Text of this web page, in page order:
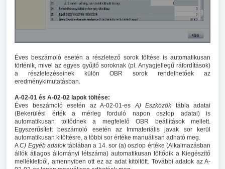
Éves beszámoló esetén a részletező sorok töltése is automatikusan
történik, mivel az egyes gyűjtő soroknak (pl. Anyagjellegű ráfordítások)
a részletezéseinek külön OBR sorok rendelhetőek az
eredménykimutatásban.
A-02-01 és A-02-02 lapok töltése:
Éves beszámoló esetén az A-02-01-esA) Eszközök tábla adatai
(Bekerülési érték a mérleg forduló napon oszlop adatai) is
automatikusan töltődnek a megfelelő OBR beállítások mellett.
Egyszerűsített beszámoló esetén az Immateriális javak sor kerül
automatikusan kitöltésre, a többi sor értéke manuálisan adható meg.
AC) Egyéb adatoktáblában a 14. sor (a) oszlop értéke (Alkalmazásban
állók átlagos állományi létszáma) automatikusan töltődik a Kiegészítő
mellékletből, amennyiben ott ez az adat kitöltött. További adatok az A-